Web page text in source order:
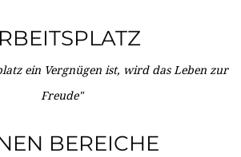
ein Vergnügen ist, wird das Leben zur
Freude"
BEREICHE